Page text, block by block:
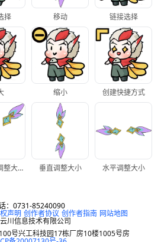
择 移动 链接选择
缩小 创建快捷方式
沿对角线调整大小2 垂直调整大小 水平调整大小
：0731-85240090
声明 创作者协议 创作者指南 网站地图
川信息技术有限公司
号兴工科技园17栋厂房10楼1005号房